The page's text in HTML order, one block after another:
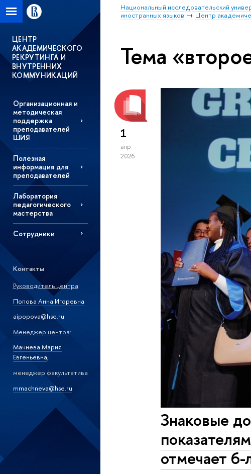
Национальный исследовательский
иностранных языков
Центр
ЦЕНТР
АКАДЕМИЧЕСКОГО
РЕКРУТИНГА И
ВНУТРЕННИХ
КОММУНИКАЦИЙ
Организационная и
методическая
поддержка
преподавателей
ШИЯ
Полезная
информация для
преподавателей
Лаборатория
педагогического
мастерства
Сотрудники
Контакты
Руководитель центра:
Попова Анна Игоревна
aipopova@hse.ru
Менеджер центра:
Мачнева Мария
Евгеньевна,
менеджер факультатива
mmachneva@hse.ru
Тема
1
апр
2026
Знаковые
отмечает 6-